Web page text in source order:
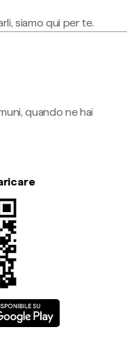
siamo qui per te.
quando ne hai